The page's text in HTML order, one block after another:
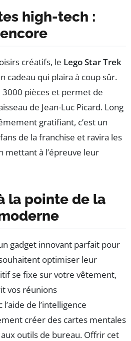
high-tech :
créatifs, le Lego Star Trek
cadeau qui plaira à coup sûr.
pièces et permet de
de Jean-Luc Picard. Long
gratifiant, c’est un
de la franchise et ravira les
mettant à l’épreuve leur
la pointe de la
gadget innovant parfait pour
optimiser leur
se fixe sur votre vêtement,
vos réunions
de l’intelligence
créer des cartes mentales
outils de bureau. Offrir cet